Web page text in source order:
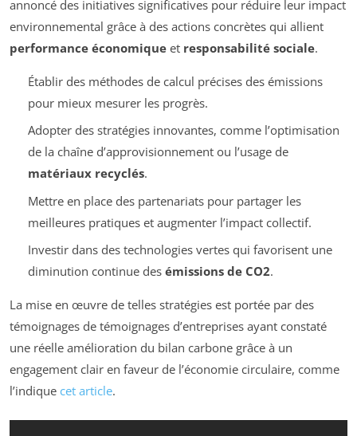
annoncé des initiatives significatives pour réduire leur impact
environnemental grâce à des actions concrètes qui allient
performance économique et responsabilité sociale.
Établir des méthodes de calcul précises des émissions
pour mieux mesurer les progrès.
Adopter des stratégies innovantes, comme l’optimisation
de la chaîne d’approvisionnement ou l’usage de
matériaux recyclés.
Mettre en place des partenariats pour partager les
meilleures pratiques et augmenter l’impact collectif.
Investir dans des technologies vertes qui favorisent une
diminution continue des émissions de CO2.
La mise en œuvre de telles stratégies est portée par des
témoignages de témoignages d’entreprises ayant constaté
une réelle amélioration du bilan carbone grâce à un
engagement clair en faveur de l’économie circulaire, comme
l’indique cet article.